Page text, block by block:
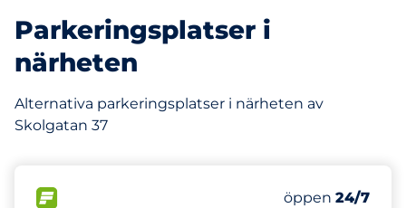
Parkeringsplatser i
närheten
Alternativa parkeringsplatser i närheten av
Skolgatan 37
Antal
Totalt antal
Torsdag&nbsp
öppen 24/7
359 m